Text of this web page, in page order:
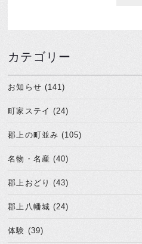
カテゴリー
お知らせ (141)
町家ステイ (24)
郡上の町並み (105)
名物・名産 (40)
郡上おどり (43)
郡上八幡城 (24)
体験 (39)